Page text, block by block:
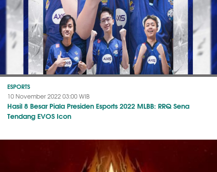
ESPORTS
10 November 2022 03:00 WIB
Hasil 8 Besar Piala Presiden Esports 2022 MLBB: RRQ Sena
Tendang EVOS Icon